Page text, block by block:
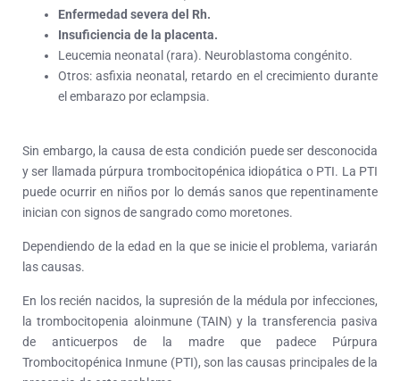
Enfermedad severa del Rh.
Insuficiencia de la placenta.
Leucemia neonatal (rara). Neuroblastoma congénito.
Otros: asfixia neonatal, retardo en el crecimiento durante
el embarazo por eclampsia.
Sin embargo, la causa de esta condición puede ser desconocida
y ser llamada púrpura trombocitopénica idiopática o PTI. La PTI
puede ocurrir en niños por lo demás sanos que repentinamente
inician con signos de sangrado como moretones.
Dependiendo de la edad en la que se inicie el problema, variarán
las causas.
En los recién nacidos, la supresión de la médula por infecciones,
la trombocitopenia aloinmune (TAIN) y la transferencia pasiva
de anticuerpos de la madre que padece Púrpura
Trombocitopénica Inmune (PTI), son las causas principales de la